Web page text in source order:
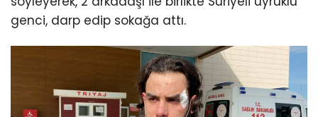
genci, darp edip sokağa attı.